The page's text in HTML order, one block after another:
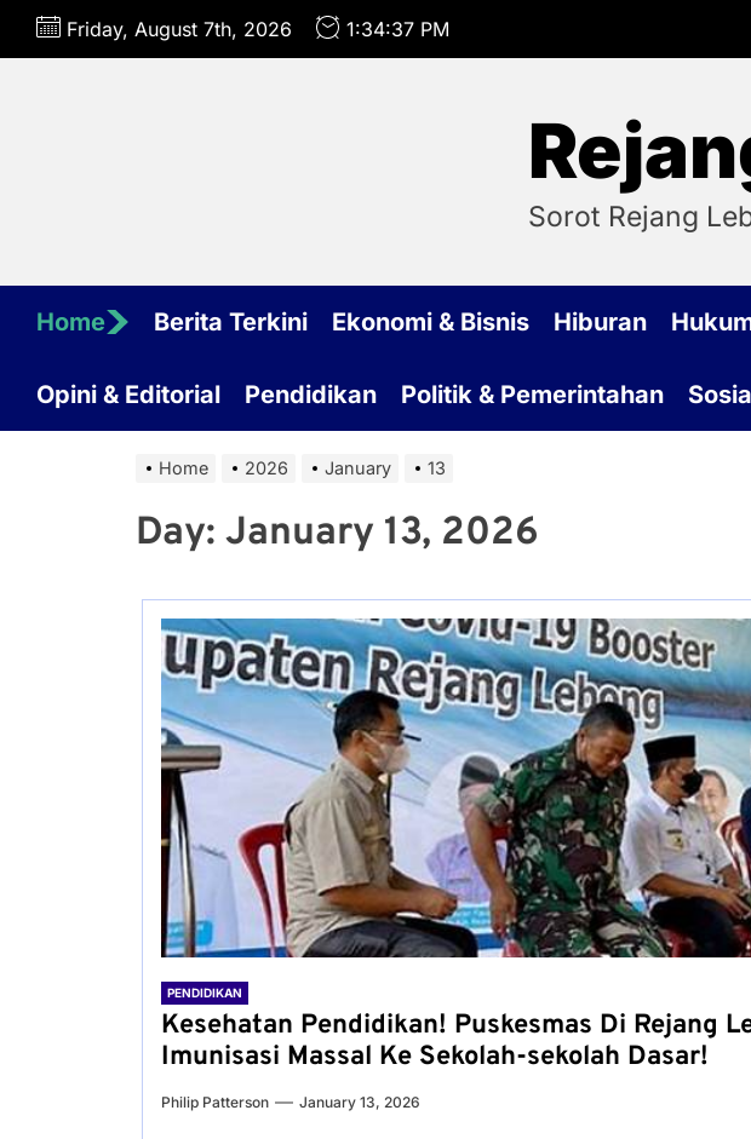
Skip
Friday, August 7th, 2026 1:34:38 PM
Sorot Rejang
Home Berita Terkini Ekonomi & Bisnis Hiburan
Opini & Editorial Pendidikan Politik & Pemerintahan
Home 2026 January 13
Day: January 13, 2026
PENDIDIKAN
Kesehatan Pendidikan! Puskesmas Di Rejang
Imunisasi Massal Ke Sekolah-sekolah Dasar!
Philip Patterson January 13, 2026